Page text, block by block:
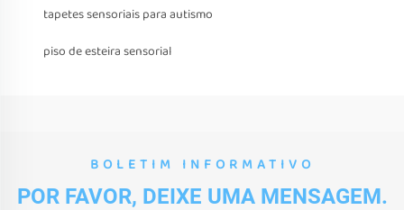
tapetes sensoriais para autismo
piso de esteira sensorial
BOLETIM INFORMATIVO
POR FAVOR, DEIXE UMA MENSAGEM.